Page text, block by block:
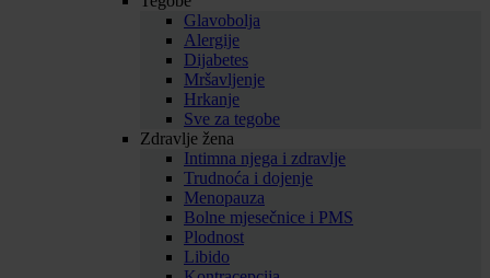
Glavobolja
Alergije
Dijabetes
Mršavljenje
Hrkanje
Sve za tegobe
Zdravlje žena
Intimna njega i zdravlje
Trudnoća i dojenje
Menopauza
Bolne mjesečnice i PMS
Plodnost
Libido